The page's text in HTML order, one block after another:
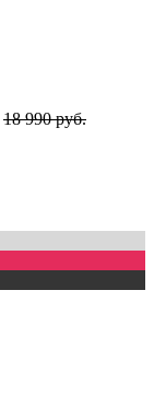
18 990 руб.